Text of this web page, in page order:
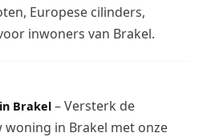
Europese cilinders,
inwoners van Brakel.
Brakel– Versterk de
woning in Brakel met onze